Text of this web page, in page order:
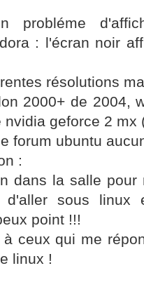
probléme
: l'écran noir
résolutions
2000+ de 2004,
nvidia geforce 2 mx
forum ubuntu
:
dans la salle pour
d'aller sous linux
point !!!
à ceux qui me
linux !